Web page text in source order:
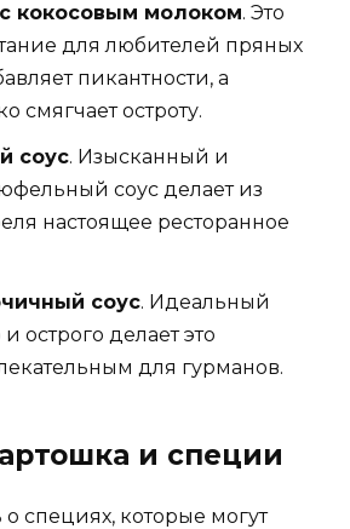
кокосовым молоком. Это
для любителей пряных
пикантности, а
смягчает остроту.
соус. Изысканный и
соус делает из
настоящее ресторанное
соус. Идеальный
острого делает это
для гурманов.
и специи
о специях, которые могут